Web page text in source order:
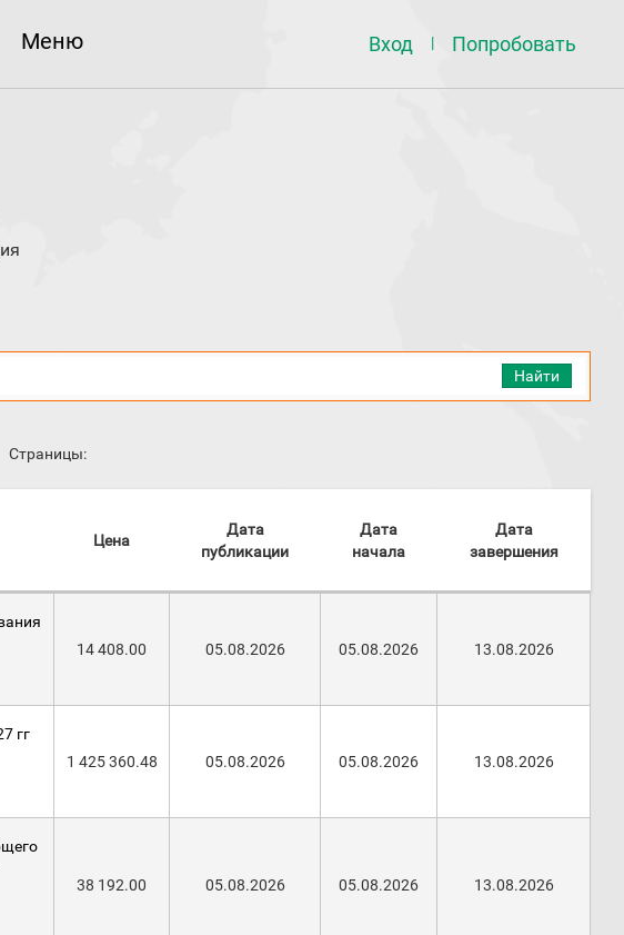
Меню Вход | Попробовать
Найти
Страницы:
Цена
Дата
публикации
Дата
начала
Дата
завершения
14 408.00 05.08.2026 05.08.2026 13.08.2026
гг
1 425 360.48 05.08.2026 05.08.2026 13.08.2026
38 192.00 05.08.2026 05.08.2026 13.08.2026